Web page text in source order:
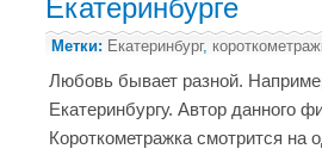
Екатеринбурге
Метки: Екатеринбург,
Любовь бывает разной.
Екатеринбургу. Автор данного
Короткометражка смотрится на